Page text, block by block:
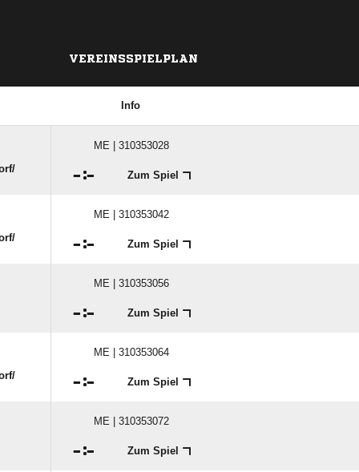
VEREINSSPIELPLAN
Info
ME | 310353028
: Zum Spiel
ME | 310353042
: Zum Spiel
ME | 310353056
: Zum Spiel
ME | 310353064
: Zum Spiel
ME | 310353072
: Zum Spiel